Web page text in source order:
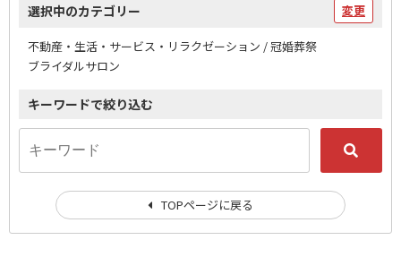
選択中のカテゴリー 変更
不動産・生活・サービス・リラクゼーション / 冠婚葬祭
ブライダルサロン
キーワードで絞り込む
TOPページに戻る